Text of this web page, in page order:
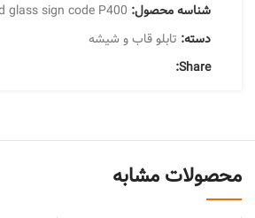
شناسه محصول: glass sign code P400
دسته: تابلو قاب و شیشه
Share:
محصولات مشابه